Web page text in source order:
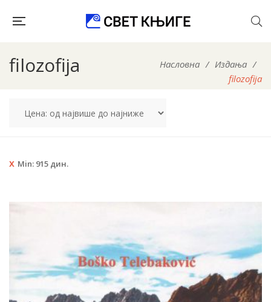
filozofija Насловна / Издања /
filozofija
Min: 915 дин.